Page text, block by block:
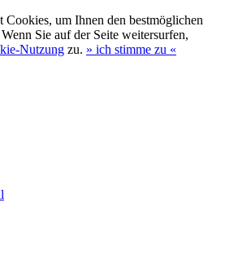
Cookies, um Ihnen den bestmöglichen
Sie auf der Seite weitersurfen,
Nutzung zu. » ich stimme zu «